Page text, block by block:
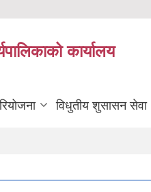
कार्यालय
विधुतीय शुसासन सेवा